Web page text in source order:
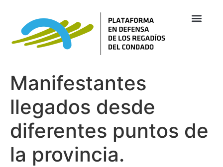
Manifestantes
llegados desde
diferentes puntos de
la provincia.